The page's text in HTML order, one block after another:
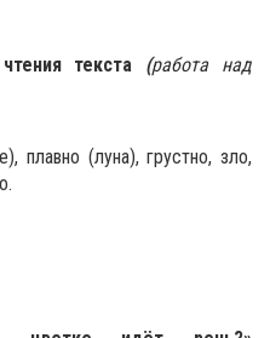
текста (работа над
плавно (луна), грустно, зло,